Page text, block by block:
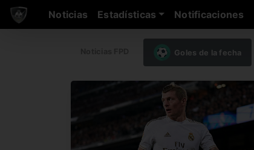
Noticias Estadísticas Notificaciones
Goles de la fecha